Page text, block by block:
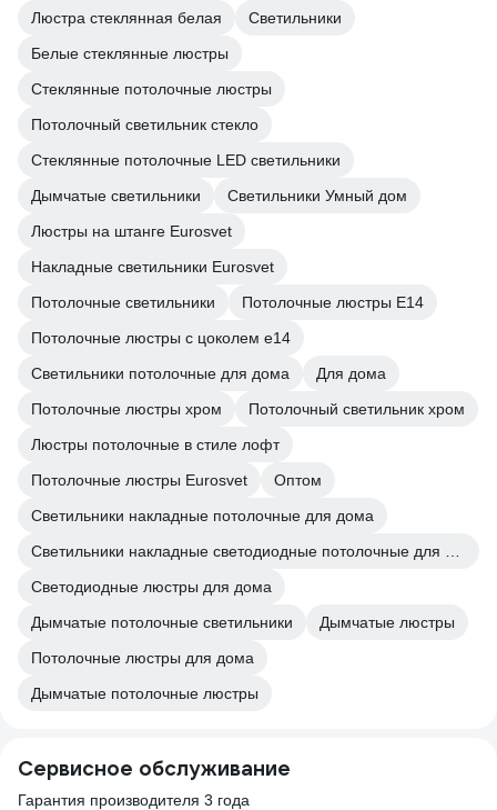
Люстра стеклянная белая
Светильники
Белые стеклянные люстры
Стеклянные потолочные люстры
Потолочный светильник стекло
Стеклянные потолочные LED светильники
Дымчатые светильники
Светильники Умный дом
Люстры на штанге Eurosvet
Накладные светильники Eurosvet
Потолочные светильники
Потолочные люстры E14
Потолочные люстры с цоколем e14
Светильники потолочные для дома
Для дома
Потолочные люстры хром
Потолочный светильник хром
Люстры потолочные в стиле лофт
Потолочные люстры Eurosvet
Оптом
Светильники накладные потолочные для дома
Светодиодные люстры для дома
Дымчатые потолочные светильники
Дымчатые люстры
Потолочные люстры для дома
Дымчатые потолочные люстры
Сервисное обслуживание
Гарантия производителя 3 года